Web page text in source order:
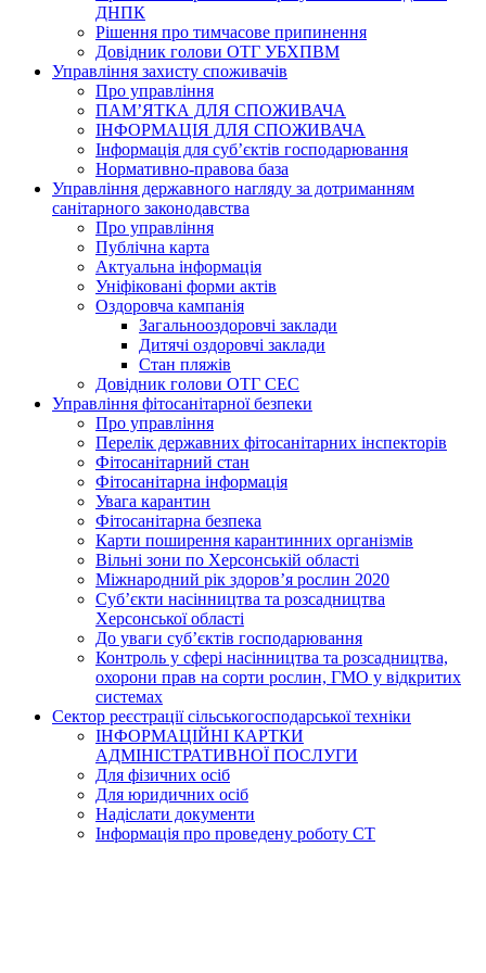
ДНПК
Рішення про тимчасове припинення
Довідник голови ОТГ УБХПВМ
Управління захисту споживачів
Про управління
ПАМ’ЯТКА ДЛЯ СПОЖИВАЧА
ІНФОРМАЦІЯ ДЛЯ СПОЖИВАЧА
Інформація для суб’єктів господарювання
Нормативно-правова база
Управління державного нагляду за дотриманням
санітарного законодавства
Про управління
Публічна карта
Актуальна інформація
Уніфіковані форми актів
Оздоровча кампанія
Загальнооздоровчі заклади
Дитячі оздоровчі заклади
Стан пляжів
Довідник голови ОТГ СЕС
Управління фітосанітарної безпеки
Про управління
Перелік державних фітосанітарних інспекторів
Фітосанітарний стан
Фітосанітарна інформація
Увага карантин
Фітосанітарна безпека
Карти поширення карантинних організмів
Вільні зони по Херсонській області
Міжнародний рік здоров’я рослин 2020
Суб’єкти насінництва та розсадництва
Херсонської області
До уваги суб’єктів господарювання
Контроль у сфері насінництва та розсадництва,
охорони прав на сорти рослин, ГМО у відкритих
системах
Сектор реєстрації сільськогосподарської техніки
ІНФОРМАЦІЙНІ КАРТКИ
АДМІНІСТРАТИВНОЇ ПОСЛУГИ
Для фізичних осіб
Для юридичних осіб
Надіслати документи
Інформація про проведену роботу СТ